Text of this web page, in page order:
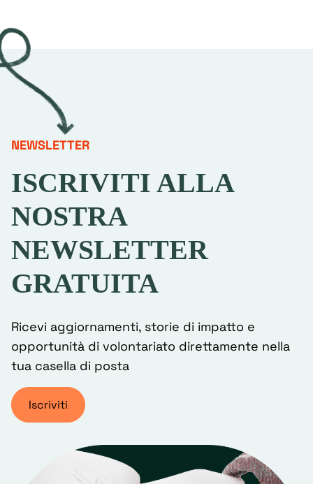
NEWSLETTER
ISCRIVITI ALLA
NOSTRA
NEWSLETTER
GRATUITA
Ricevi aggiornamenti, storie di impatto e
opportunità di volontariato direttamente nella
tua casella di posta
Iscriviti